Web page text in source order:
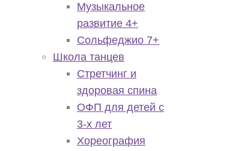
Музыкальное
развитие 4+
Сольфеджио 7+
Школа танцев
Стретчинг и
здоровая спина
ОФП для детей с
3-х лет
Хореография